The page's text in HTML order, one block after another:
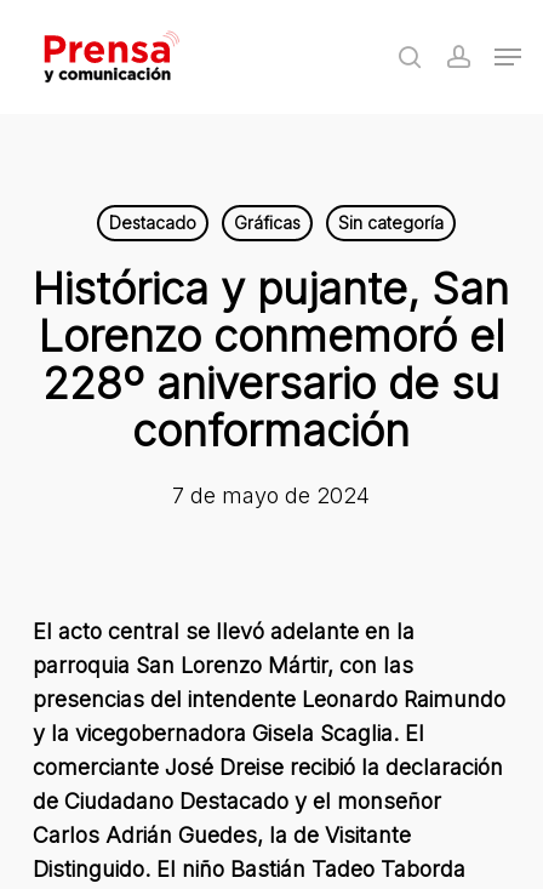
main
search
Destacado Gráficas Sin categoría
Histórica y pujante, San
Lorenzo conmemoró el
228º aniversario de su
conformación
7 de mayo de 2024
El acto central se llevó adelante en la
parroquia San Lorenzo Mártir, con las
presencias del intendente Leonardo Raimundo
y la vicegobernadora Gisela Scaglia. El
comerciante José Dreise recibió la declaración
de Ciudadano Destacado y el monseñor
Carlos Adrián Guedes, la de Visitante
Distinguido. El niño Bastián Tadeo Taborda